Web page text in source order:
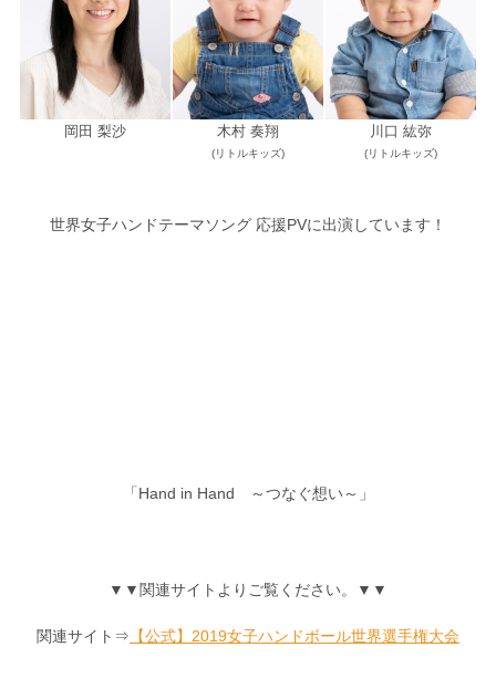
岡田 梨沙 木村 奏翔
(リトルキッズ)
川口 紘弥
(リトルキッズ)
世界女子ハンドテーマソング 応援PVに出演しています！
「Hand in Hand ～つなぐ想い～」
▼▼関連サイトよりご覧ください。▼▼
関連サイト⇒ 【公式】2019女子ハンドボール世界選手権大会